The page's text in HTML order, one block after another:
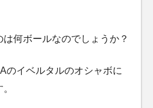
何ボールなのでしょうか？
のイベルタルのオシャボに